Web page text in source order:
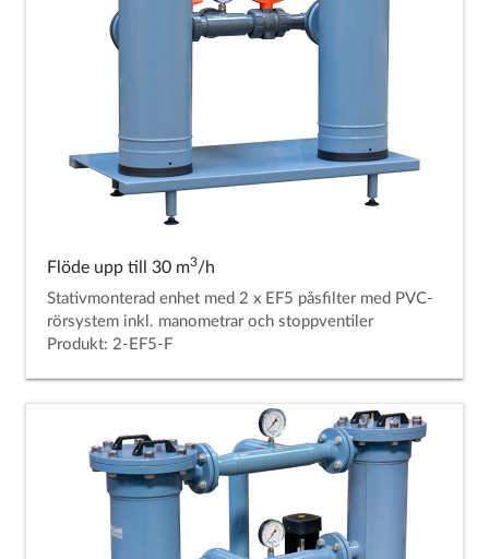
Flöde upp till 30 m3/h
Stativmonterad enhet med 2 x EF5 påsfilter med PVC-
rörsystem inkl. manometrar och stoppventiler
Produkt: 2-EF5-F